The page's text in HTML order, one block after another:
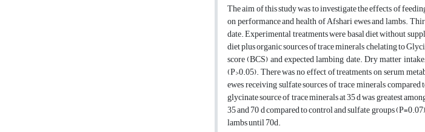
The aim of this study was to investigate the effects of
on performance and health of Afshari ewes and lambs.
date. Experimental treatments were basal diet without
diet plus organic sources of trace minerals chelating to
score (BCS) and expected lambing date. Dry matter
(P>0.05). There was no effect of treatments on serum
ewes receiving sulfate sources of trace minerals
glycinate source of trace minerals at 35 d was greatest
35 and 70 d compared to control and sulfate groups
lambs until 70d.